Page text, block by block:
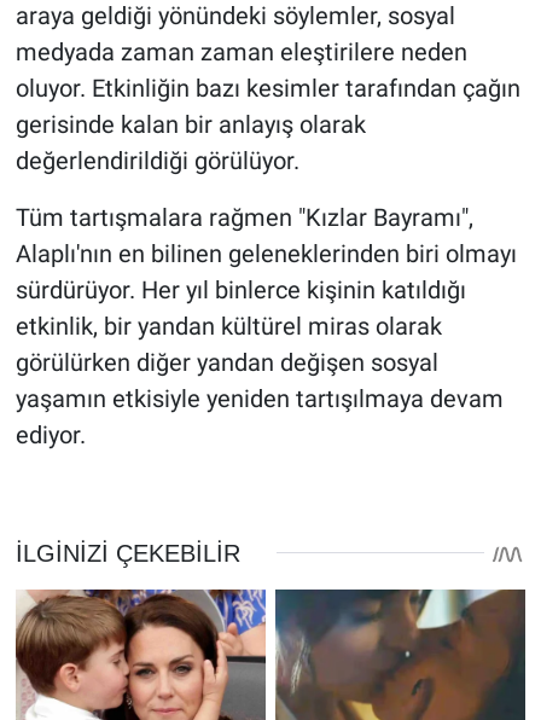
araya geldiği yönündeki söylemler, sosyal
medyada zaman zaman eleştirilere neden
oluyor. Etkinliğin bazı kesimler tarafından çağın
gerisinde kalan bir anlayış olarak
değerlendirildiği görülüyor.
Tüm tartışmalara rağmen "Kızlar Bayramı",
Alaplı'nın en bilinen geleneklerinden biri olmayı
sürdürüyor. Her yıl binlerce kişinin katıldığı
etkinlik, bir yandan kültürel miras olarak
görülürken diğer yandan değişen sosyal
yaşamın etkisiyle yeniden tartışılmaya devam
ediyor.